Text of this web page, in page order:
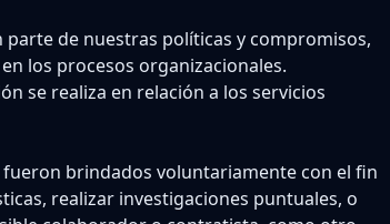
de nuestras políticas y compromisos,
los procesos organizacionales.
se realiza en relación a los servicios
brindados voluntariamente con el fin
realizar investigaciones puntuales, o